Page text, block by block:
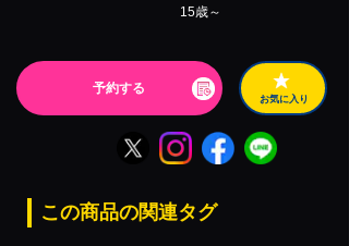
15歳～
予約する
お気に入り
この商品の関連タグ